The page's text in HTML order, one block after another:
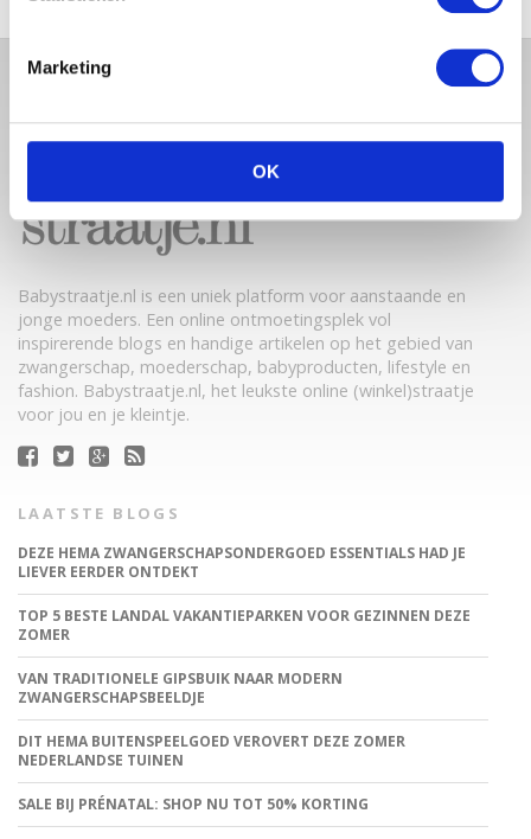
Marketing
OK
Babystraatje.nl is een uniek platform voor aanstaande en
jonge moeders. Een online ontmoetingsplek vol
inspirerende blogs en handige artikelen op het gebied van
zwangerschap, moederschap, babyproducten, lifestyle en
fashion. Babystraatje.nl, het leukste online (winkel)straatje
voor jou en je kleintje.
LAATSTE BLOGS
DEZE HEMA ZWANGERSCHAPSONDERGOED ESSENTIALS HAD JE
LIEVER EERDER ONTDEKT
TOP 5 BESTE LANDAL VAKANTIEPARKEN VOOR GEZINNEN DEZE
ZOMER
VAN TRADITIONELE GIPSBUIK NAAR MODERN
ZWANGERSCHAPSBEELDJE
DIT HEMA BUITENSPEELGOED VEROVERT DEZE ZOMER
NEDERLANDSE TUINEN
SALE BIJ PRÉNATAL: SHOP NU TOT 50% KORTING